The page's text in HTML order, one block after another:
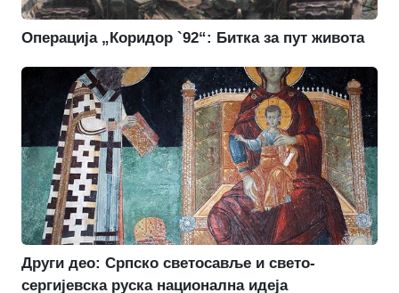
Операција „Коридор `92“: Битка за пут живота
Други део: Српско светосавље и свето-
сергијевска руска национална идеја